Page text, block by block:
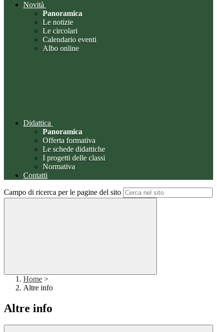
Novità
Panoramica
Le notizie
Le circolari
Calendario eventi
Albo online
Didattica
Panoramica
Offerta formativa
Le schede didattiche
I progetti delle classi
Normativa
Contatti
Campo di ricerca per le pagine del sito
Home >
Altre info
Altre info